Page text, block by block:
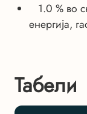
1.0 % во
енергија,
Табели